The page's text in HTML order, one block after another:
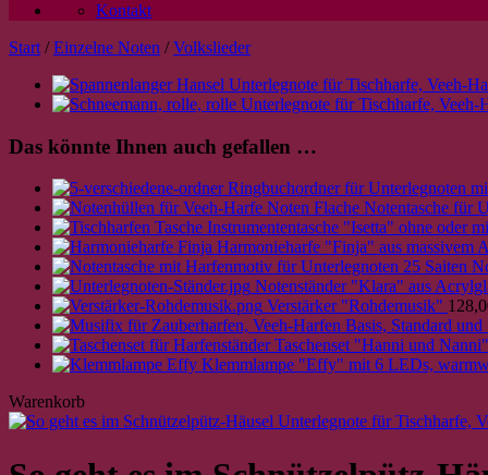
Kontakt
Start / Einzelne Noten / Volkslieder
Das könnte Ihnen auch gefallen …
Ringbuchordner für Unterlegnoten
Flache Notentasche für
Instrumententasche "Isetta" ohne oder
Harmonieharfe "Finja" aus massivem
Notenständer "Klara" aus
Verstärker "Rohdemusik"
Taschenset "Hanni und
Klemmlampe "Effy" mit 6 LEDs,
Warenkorb